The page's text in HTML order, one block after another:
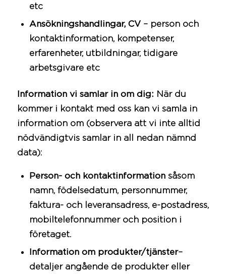
etc
Ansökningshandlingar, CV – person och
kontaktinformation, kompetenser,
erfarenheter, utbildningar, tidigare
arbetsgivare etc
Information vi samlar in om dig: När du
kommer i kontakt med oss kan vi samla in
information om (observera att vi inte alltid
nödvändigtvis samlar in all nedan nämnd
data):
Person- och kontaktinformation såsom
namn, födelsedatum, personnummer,
faktura- och leveransadress, e-postadress,
mobiltelefonnummer och position i
företaget.
Information om produkter/tjänster–
detaljer angående de produkter eller